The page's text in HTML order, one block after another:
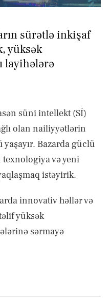
sürətlə inkişaf
yüksək
layihələrə
süni intellekt (Sİ)
olan nailiyyətlərin
Bazarda güclü
və yeni
istəyirik.
innovativ həllər və
yüksək
sərmayə
İNVESTOR ƏLAQƏLƏRI